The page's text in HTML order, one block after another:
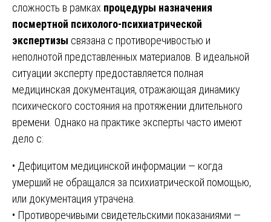
сложность в рамках процедуры назначения
посмертной психолого-психиатрической
экспертизы связана с противоречивостью и
неполнотой представленных материалов. В идеальной
ситуации эксперту предоставляется полная
медицинская документация, отражающая динамику
психического состояния на протяжении длительного
времени. Однако на практике эксперты часто имеют
дело с:
• Дефицитом медицинской информации — когда
умерший не обращался за психиатрической помощью,
или документация утрачена.
• Противоречивыми свидетельскими показаниями —